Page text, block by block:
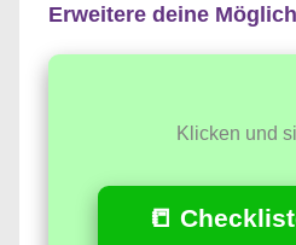
Erweitere deine
Klicken und
📒